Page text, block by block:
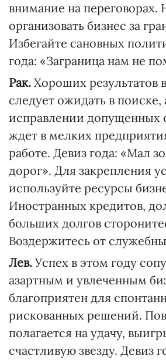
внимание на переговорах.
организовать бизнес за
Избегайте сановных
года: «Заграница нам не
Рак. Хороших результатов
следует ожидать в поиске,
исправлении допущенных
ждет в мелких
работе. Девиз года: «Мал
дорог». Для закрепления
используйте ресурсы
Иностранных кредитов,
больших долгов
Воздержитесь от
Лев. Успех в этом году
азартным и увлеченным
благоприятен для
рискованных решений.
полагается на удачу,
счастливую звезду. Девиз